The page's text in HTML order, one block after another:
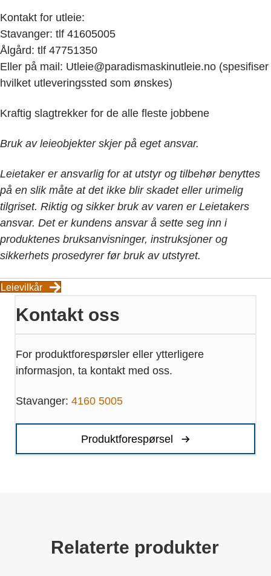
Kontakt for utleie:
Stavanger: tlf 41605005
Ålgård: tlf 47751350
Eller på mail: Utleie@paradismaskinutleie.no (spesifiser
hvilket utleveringssted som ønskes)
Kraftig slagtrekker for de alle fleste jobbene
Bruk av leieobjekter skjer på eget ansvar.
Leietaker er ansvarlig for at utstyr og tilbehør benyttes
på en slik måte at det ikke blir skadet eller urimelig
tilgriset. Riktig og sikker bruk av varen er Leietakers
ansvar. Det er kundens ansvar å sette seg inn i
produktenes bruksanvisninger, instruksjoner og
sikkerhets prosedyrer før bruk av utstyret.
Leievilkår
Kontakt oss
For produktforespørsler eller ytterligere
informasjon, ta kontakt med oss.
Stavanger: 4160 5005
Produktforespørsel
Relaterte produkter